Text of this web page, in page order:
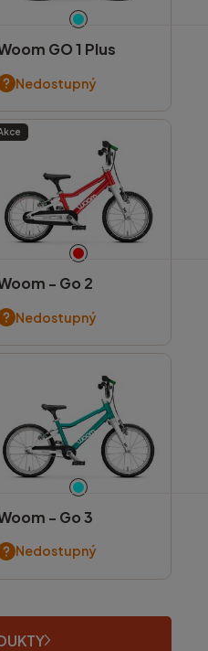
GO 1 Plus
Nedostupný
- Go 2
Nedostupný
- Go 3
Nedostupný